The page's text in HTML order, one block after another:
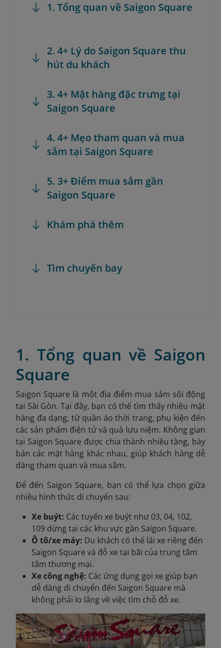
1. Tổng quan về Saigon Square
2. 4+ Lý do Saigon Square thu
hút du khách
3. 4+ Mặt hàng đặc trưng tại
Saigon Square
4. 4+ Mẹo tham quan và mua
sắm tại Saigon Square
5. 3+ Điểm mua sắm gần
Saigon Square
Khám phá thêm
Tìm chuyến bay
1. Tổng quan về Saigon
Square
Saigon Square là một địa điểm mua sắm sôi động
tại Sài Gòn. Tại đây, bạn có thể tìm thấy nhiều mặt
hàng đa dạng, từ quần áo thời trang, phụ kiện đến
các sản phẩm điện tử và quà lưu niệm. Không gian
tại Saigon Square được chia thành nhiều tầng, bày
bán các mặt hàng khác nhau, giúp khách hàng dễ
dàng tham quan và mua sắm.
Để đến Saigon Square, bạn có thể lựa chọn giữa
nhiều hình thức di chuyển sau:
Xe buýt: Các tuyến xe buýt như 03, 04, 102,
109 dừng tại các khu vực gần Saigon Square.
Ô tô/xe máy: Du khách có thể lái xe riêng đến
Saigon Square và đỗ xe tại bãi của trung tâm
tâm thương mại.
Xe công nghệ: Các ứng dụng gọi xe giúp bạn
dễ dàng di chuyển đến Saigon Square mà
không phải lo lắng về việc tìm chỗ đỗ xe.